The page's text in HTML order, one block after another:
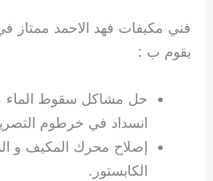
فني مكيفات فهد الاحمد ممتاز
يقوم ب :
حل مشاكل سقوط الماء
انسداد في خرطوم
إصلاح محرك المكيف و
الكابستور.